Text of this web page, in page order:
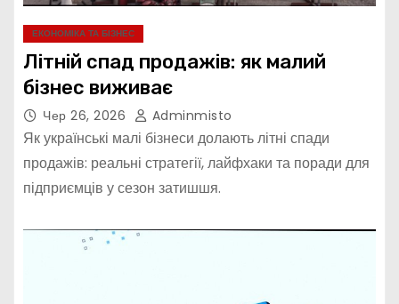
ЕКОНОМІКА ТА БІЗНЕС
Літній спад продажів: як малий
бізнес виживає
Чер 26, 2026 Adminmisto
Як українські малі бізнеси долають літні спади
продажів: реальні стратегії, лайфхаки та поради для
підприємців у сезон затишшя.